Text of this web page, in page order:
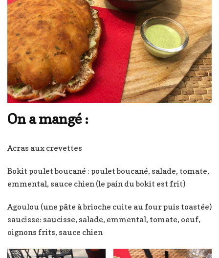
On a mangé :
Acras aux crevettes
Bokit poulet boucané : poulet boucané, salade, tomate,
emmental, sauce chien (le pain du bokit est frit)
Agoulou (une pâte à brioche cuite au four puis toastée)
saucisse: saucisse, salade, emmental, tomate, oeuf,
oignons frits, sauce chien